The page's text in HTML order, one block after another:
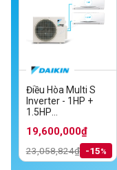
Điều Hòa Multi S
Inverter - 1HP +
1.5HP
19,600,000₫
23,058,824₫ -15